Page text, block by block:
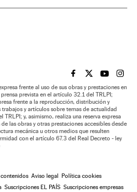
EL PAÍS BRASIL EN
EL PAÍSEL PAÍS
EL
frente al uso de sus obras y prestaciones en
prevista en el artículo 32.1 del TRLPI;
frente a la reproducción, distribución y
y artículos sobre temas de actualidad
TRLPI; y, asimismo, realiza una reserva expresa
las obras y otras prestaciones accesibles desde
mecánica u otros medios que resulten
con el artículo 67.3 del Real Decreto - ley
Aviso legal Política cookies
Suscripciones EL PAÍS Suscripciones empresas